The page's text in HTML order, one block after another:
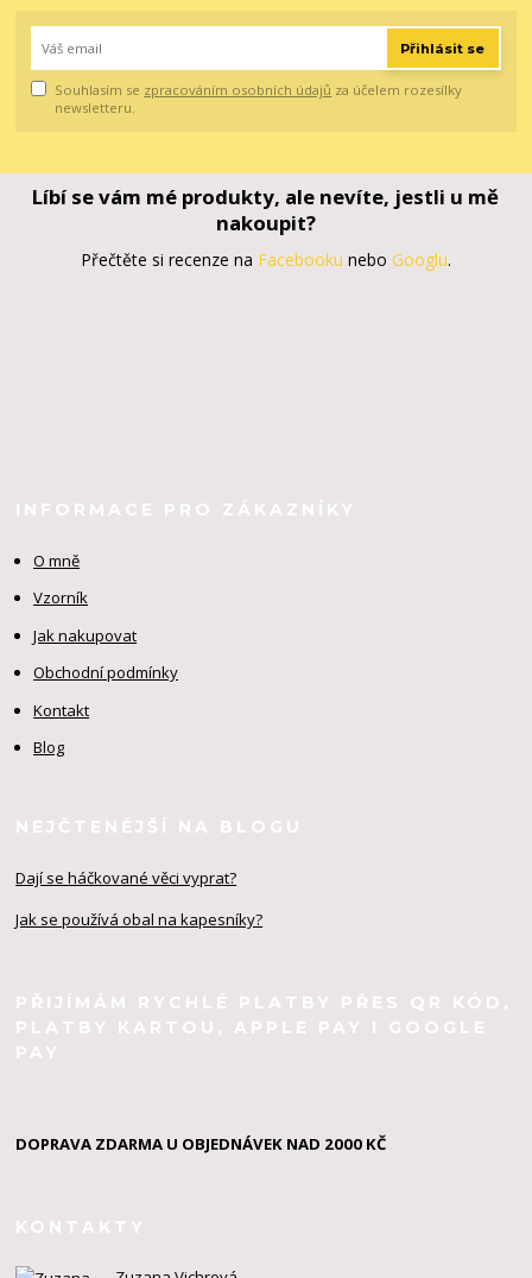
Přihlásit se
Souhlasím se zpracováním osobních údajů za účelem rozesílky
newsletteru.
Líbí se vám mé produkty, ale nevíte, jestli u mě
nakoupit?
Přečtěte si recenze na Facebooku nebo Googlu.
INFORMACE PRO ZÁKAZNÍKY
O mně
Vzorník
Jak nakupovat
Obchodní podmínky
Kontakt
Blog
NEJČTENĚJŠÍ NA BLOGU
Dají se háčkované věci vyprat?
Jak se používá obal na kapesníky?
PŘIJÍMÁM RYCHLÉ PLATBY PŘES QR KÓD,
PLATBY KARTOU, APPLE PAY I GOOGLE
PAY
DOPRAVA ZDARMA U OBJEDNÁVEK NAD 2000 KČ
KONTAKTY